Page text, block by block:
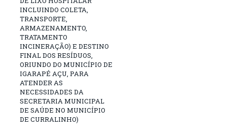
INCLUINDO COLETA,
TRANSPORTE,
ARMAZENAMENTO,
TRATAMENTO
INCINERAÇÃO) E DESTINO
FINAL DOS RESÍDUOS,
ORIUNDO DO MUNICÍPIO DE
IGARAPÉ AÇU, PARA
ATENDER AS
NECESSIDADES DA
SECRETARIA MUNICIPAL
DE SAÚDE NO MUNICÍPIO
DE CURRALINHO)